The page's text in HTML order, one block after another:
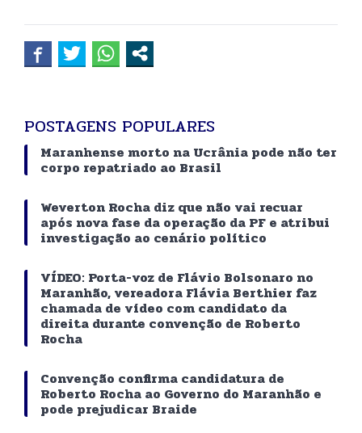
POSTAGENS POPULARES
Maranhense morto na Ucrânia pode não ter
corpo repatriado ao Brasil
Weverton Rocha diz que não vai recuar
após nova fase da operação da PF e atribui
investigação ao cenário político
VÍDEO: Porta-voz de Flávio Bolsonaro no
Maranhão, vereadora Flávia Berthier faz
chamada de vídeo com candidato da
direita durante convenção de Roberto
Rocha
Convenção confirma candidatura de
Roberto Rocha ao Governo do Maranhão e
pode prejudicar Braide